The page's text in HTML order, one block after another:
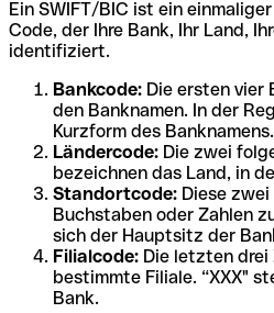
Ein SWIFT/BIC ist ein
Code, der Ihre Bank, Ihr Land,
identifiziert.
Bankcode: Die ersten vier
den Banknamen. In der
Kurzform des Banknamens.
Ländercode: Die zwei
bezeichnen das Land, in
Standortcode: Diese
Buchstaben oder Zahlen
sich der Hauptsitz der
Filialcode: Die letzten
bestimmte Filiale. “XXX"
Bank.